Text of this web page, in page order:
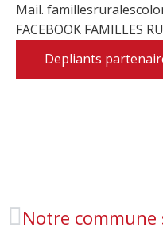
Mail.
FACEBOOK FAMILLES
Depliants
Notre commune